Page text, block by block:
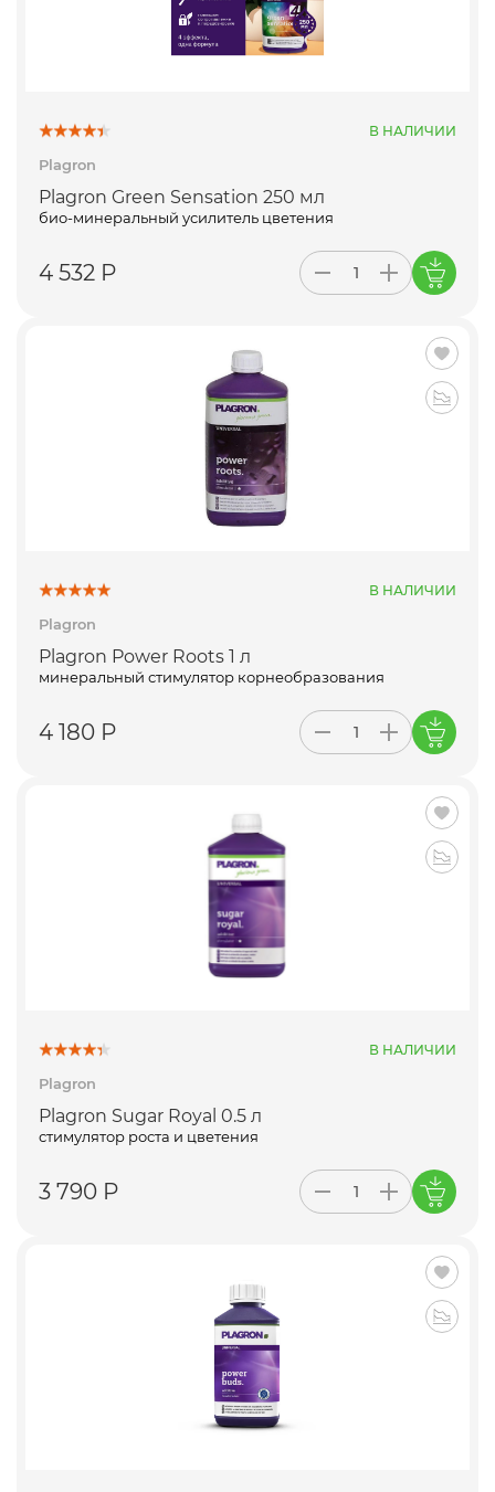
В НАЛИЧИИ
Plagron
Plagron Green Sensation 250 мл
био-минеральный усилитель цветения
4 532 Р
В НАЛИЧИИ
Plagron
Plagron Power Roots 1 л
минеральный стимулятор корнеобразования
4 180 Р
В НАЛИЧИИ
Plagron
Plagron Sugar Royal 0.5 л
стимулятор роста и цветения
3 790 Р